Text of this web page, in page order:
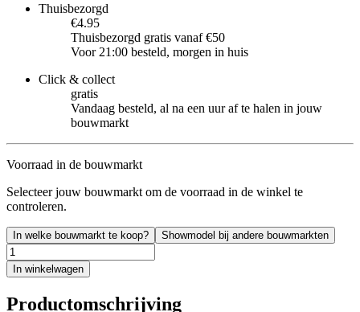
Thuisbezorgd
€4.95
Thuisbezorgd gratis vanaf €50
Voor 21:00 besteld, morgen in huis
Click & collect
gratis
Vandaag besteld, al na een uur af te halen in jouw
bouwmarkt
Voorraad in de bouwmarkt
Selecteer jouw bouwmarkt om de voorraad in de winkel te
controleren.
In welke bouwmarkt te koop? Showmodel bij andere bouwmarkten
In winkelwagen
Productomschrijving